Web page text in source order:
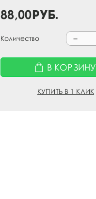
88,00руб.
Количество
В КОРЗИНУ
КУПИТЬ В 1 КЛИК